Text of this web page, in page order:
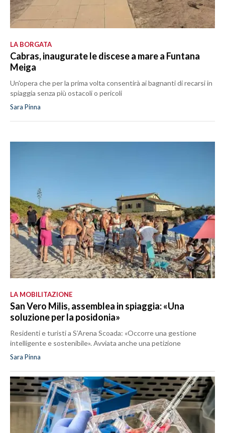
LA BORGATA
Cabras, inaugurate le discese a mare a Funtana
Meiga
Un'opera che per la prima volta consentirà ai bagnanti di recarsi in
spiaggia senza più ostacoli o pericoli
Sara Pinna
LA MOBILITAZIONE
San Vero Milis, assemblea in spiaggia: «Una
soluzione per la posidonia»
Residenti e turisti a S’Arena Scoada: «Occorre una gestione
intelligente e sostenibile». Avviata anche una petizione
Sara Pinna